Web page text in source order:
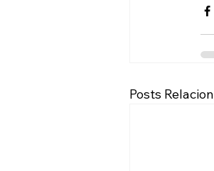
Posts